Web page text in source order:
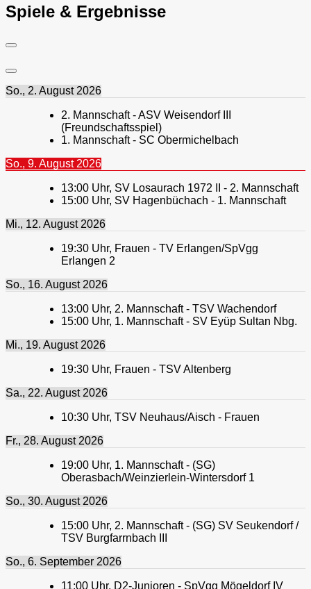
Spiele & Ergebnisse
So., 2. August 2026
2. Mannschaft - ASV Weisendorf III
(Freundschaftsspiel)
1. Mannschaft - SC Obermichelbach
So., 9. August 2026
13:00 Uhr, SV Losaurach 1972 II - 2. Mannschaft
15:00 Uhr, SV Hagenbüchach - 1. Mannschaft
Mi., 12. August 2026
19:30 Uhr, Frauen - TV Erlangen/SpVgg
Erlangen 2
So., 16. August 2026
13:00 Uhr, 2. Mannschaft - TSV Wachendorf
15:00 Uhr, 1. Mannschaft - SV Eyüp Sultan Nbg.
Mi., 19. August 2026
19:30 Uhr, Frauen - TSV Altenberg
Sa., 22. August 2026
10:30 Uhr, TSV Neuhaus/Aisch - Frauen
Fr., 28. August 2026
19:00 Uhr, 1. Mannschaft - (SG)
Oberasbach/Weinzierlein-Wintersdorf 1
So., 30. August 2026
15:00 Uhr, 2. Mannschaft - (SG) SV Seukendorf /
TSV Burgfarrnbach III
So., 6. September 2026
11:00 Uhr, D2-Junioren - SpVgg Mögeldorf IV